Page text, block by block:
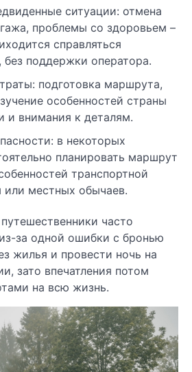
ситуации: отмена
проблемы со здоровьем –
справляться
без поддержки оператора.
подготовка маршрута,
особенностей страны
и внимания к деталям.
в некоторых
планировать маршрут
транспортной
или местных обычаев.
часто
за одной ошибки с бронью
жилья и провести ночь на
зато впечатления потом
на всю жизнь.